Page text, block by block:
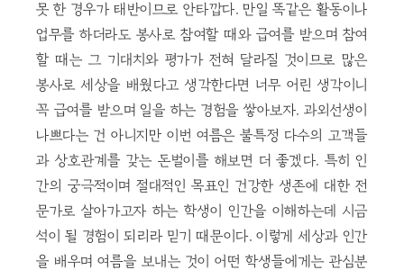
못 한 경우가 태반이므로 안타깝다. 만일 똑같은 활동이나
업무를 하더라도 봉사로 참여할 때와 급여를 받으며 참여
할 때는 그 기대치와 평가가 전혀 달라질 것이므로 많은
봉사로 세상을 배웠다고 생각한다면 너무 어린 생각이니
꼭 급여를 받으며 일을 하는 경험을 쌓아보자. 과외선생이
나쁘다는 건 아니지만 이번 여름은 불특정 다수의 고객들
과 상호관계를 갖는 돈벌이를 해보면 더 좋겠다. 특히 인
간의 궁극적이며 절대적인 목표인 건강한 생존에 대한 전
문가로 살아가고자 하는 학생이 인간을 이해하는데 시금
석이 될 경험이 되리라 믿기 때문이다. 이렇게 세상과 인간
을 배우며 여름을 보내는 것이 어떤 학생들에게는 관심분